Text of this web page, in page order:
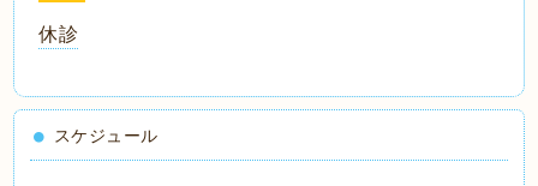
休診
スケジュール